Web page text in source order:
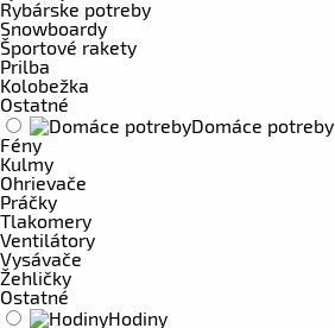
Rybárske potreby
Snowboardy
Športové rakety
Prilba
Kolobežka
Ostatné
Domáce potreby
Fény
Kulmy
Ohrievače
Práčky
Tlakomery
Ventilátory
Vysávače
Žehličky
Ostatné
Hodiny